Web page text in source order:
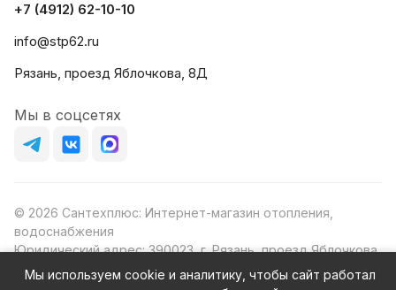
+7 (4912) 62-10-10
info@stp62.ru
Рязань, проезд Яблочкова, 8Д
Мы в соцсетях
© 2026 Сантехплюс: Интернет-магазин отопления,
водоснабжения
Юридический адрес: 390023, г. Рязань, проезд Яблочкова,
д.8Ж
ИНН/КПП: 6230087631/623001001
Мы используем cookie и аналитику, чтобы сайт работал